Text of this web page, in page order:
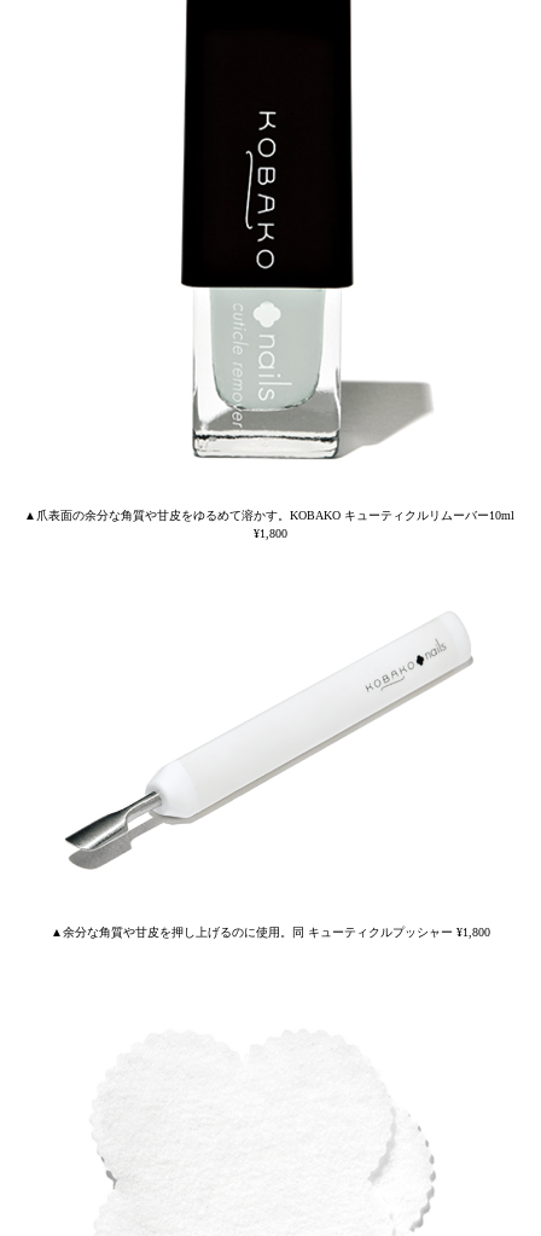
▲爪表面の余分な角質や甘皮をゆるめて溶かす。KOBAKO キューティクルリムーバー10ml
¥1,800
▲余分な角質や甘皮を押し上げるのに使用。同 キューティクルプッシャー ¥1,800